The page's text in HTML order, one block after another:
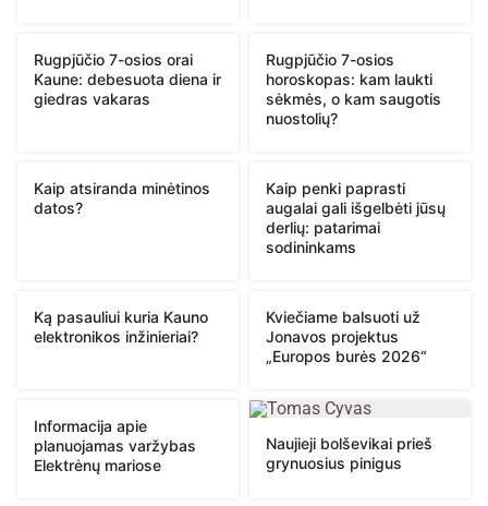
Rugpjūčio 7-osios orai
Kaune: debesuota diena ir
giedras vakaras
Rugpjūčio 7-osios
horoskopas: kam laukti
sėkmės, o kam saugotis
nuostolių?
Kaip atsiranda minėtinos
datos?
Kaip penki paprasti
augalai gali išgelbėti jūsų
derlių: patarimai
sodininkams
Ką pasauliui kuria Kauno
elektronikos inžinieriai?
Kviečiame balsuoti už
Jonavos projektus
„Europos burės 2026“
Informacija apie
planuojamas varžybas
Elektrėnų mariose
Naujieji bolševikai prieš
grynuosius pinigus